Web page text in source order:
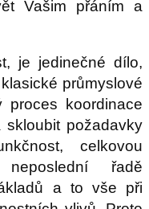
Vašim přáním a
je jedinečné dílo,
průmyslové
koordinace
požadavky
celkovou
řadě
a to vše při